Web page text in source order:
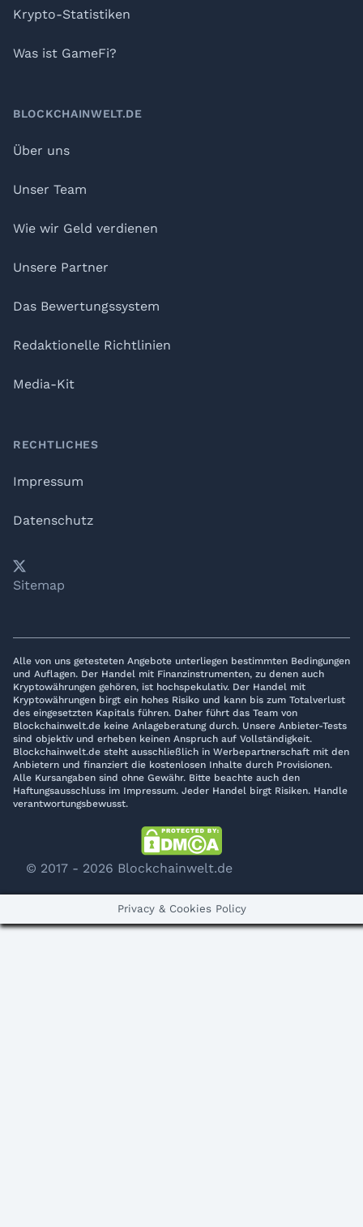
Krypto-Statistiken
Was ist GameFi?
BLOCKCHAINWELT.DE
Über uns
Unser Team
Wie wir Geld verdienen
Unsere Partner
Das Bewertungssystem
Redaktionelle Richtlinien
Media-Kit
RECHTLICHES
Impressum
Datenschutz
YouTube
𝕏LinkedIn
Telegram
Sitemap
Alle von uns getesteten Angebote unterliegen bestimmten Bedingungen
und Auflagen. Der Handel mit Finanzinstrumenten, zu denen auch
Kryptowährungen gehören, ist hochspekulativ. Der Handel mit
Kryptowährungen birgt ein hohes Risiko und kann bis zum Totalverlust
des eingesetzten Kapitals führen. Daher führt das Team von
Blockchainwelt.de keine Anlageberatung durch. Unsere Anbieter-Tests
sind objektiv und erheben keinen Anspruch auf Vollständigkeit.
Blockchainwelt.de steht ausschließlich in Werbepartnerschaft mit den
Anbietern und finanziert die kostenlosen Inhalte durch Provisionen.
Alle Kursangaben sind ohne Gewähr. Bitte beachte auch den
Haftungsausschluss im Impressum. Jeder Handel birgt Risiken. Handle
verantwortungsbewusst.
© 2017 - 2026 Blockchainwelt.de
Privacy & Cookies Policy